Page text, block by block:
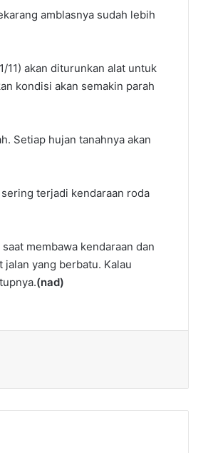
amblasnya sudah lebih
11) akan diturunkan alat untuk
kondisi akan semakin parah
Setiap hujan tanahnya akan
terjadi kendaraan roda
membawa kendaraan dan
yang berbatu. Kalau
(nad)